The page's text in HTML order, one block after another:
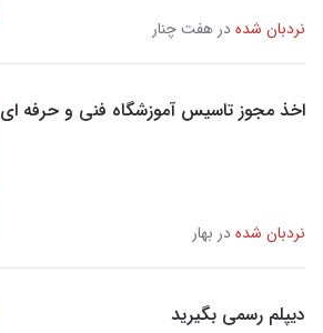
نردبان شدهدر هفت چنار
اخذ مجوز تاسیس آموزشگاه فنی و حرفه ای
نردبان شدهدر بهار
دیپلم رسمی بگیرید